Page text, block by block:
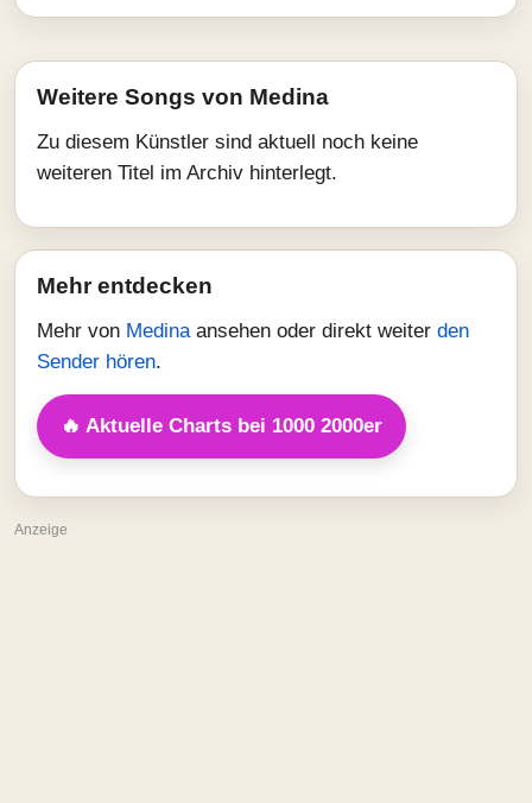
Weitere Songs von Medina
Zu diesem Künstler sind aktuell noch keine
weiteren Titel im Archiv hinterlegt.
Mehr entdecken
Mehr von Medina ansehen oder direkt weiter den
Sender hören.
🔥 Aktuelle Charts bei 1000 2000er
Anzeige